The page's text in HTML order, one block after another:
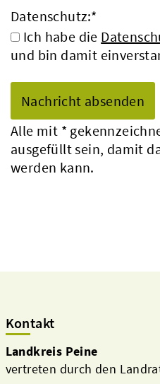
Datenschutz:*
Ich habe die
und bin damit
Alle mit *
ausgefüllt sein, damit
werden kann.
Kontakt
Landkreis Peine
vertreten durch den